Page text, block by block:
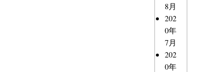
8月
202
0年
7月
202
0年